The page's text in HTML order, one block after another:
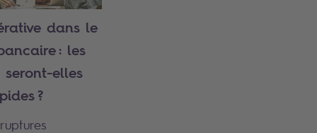
dans le
: les
elles
?